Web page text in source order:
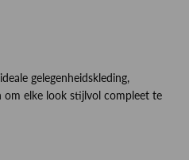
gelegenheidskleding,
om elke look stijlvol compleet te